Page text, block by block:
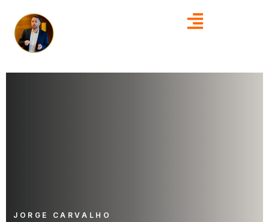
JORGE CARVALHO